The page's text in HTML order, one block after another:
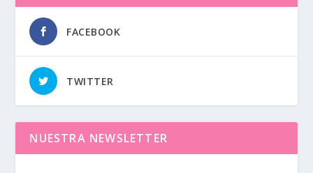
FACEBOOK
TWITTER
NUESTRA NEWSLETTER